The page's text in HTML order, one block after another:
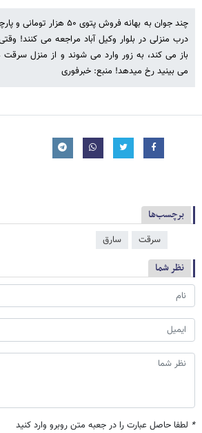
درب منزلی در بلوار وکیل آباد مراجعه می کنند!
باز می کند، به زور وارد می شوند و از منزل سرقت
می بینید رخ میدهد! منبع: خبرفوری
برچسب‌ها
سرقت سارق
نظر شما
* لطفا حاصل عبارت را در جعبه متن روبرو وارد کنید